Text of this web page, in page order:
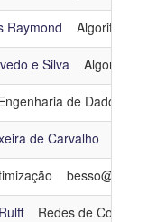
Raymond Algoritmos e
e Silva Algoritmos e
de Dados e
de Carvalho
Redes de